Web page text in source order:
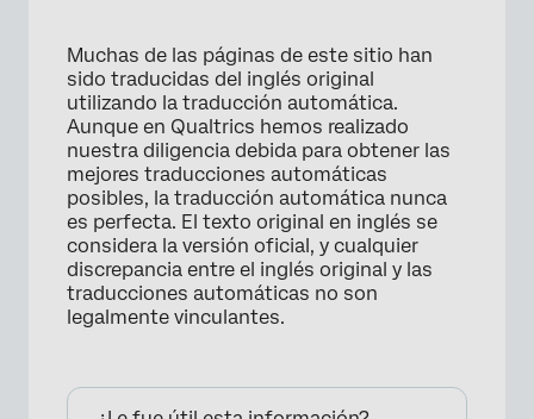
Muchas de las páginas de este sitio han
sido traducidas del inglés original
utilizando la traducción automática.
Aunque en Qualtrics hemos realizado
nuestra diligencia debida para obtener las
mejores traducciones automáticas
posibles, la traducción automática nunca
es perfecta. El texto original en inglés se
considera la versión oficial, y cualquier
discrepancia entre el inglés original y las
traducciones automáticas no son
legalmente vinculantes.